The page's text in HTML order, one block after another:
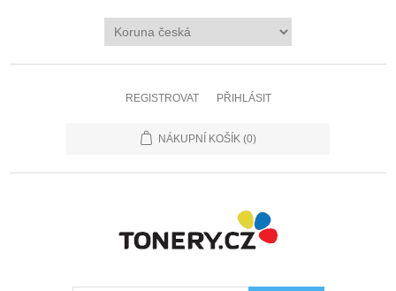
REGISTROVAT PŘIHLÁSIT
NÁKUPNÍ KOŠÍK (0)